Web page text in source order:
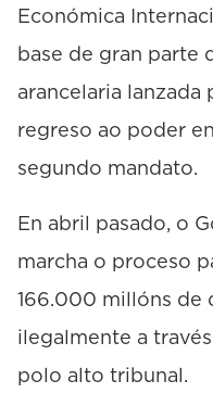
Económica
base de gran parte
arancelaria lanzada
regreso ao poder
segundo mandato.
En abril pasado, o
marcha o proceso
166.000 millóns de
ilegalmente a
polo alto tribunal.